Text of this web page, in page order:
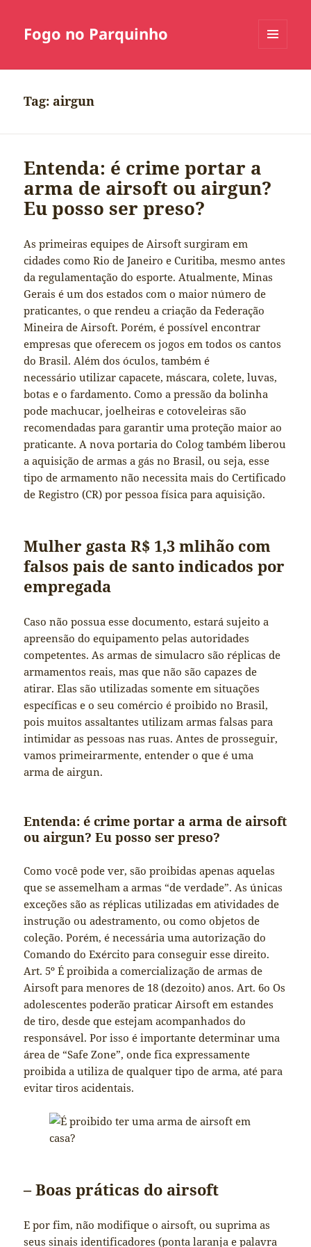
Fogo no Parquinho
Tag:airgun
Entenda: é crime portar a
arma de airsoft ou airgun?
Eu posso ser preso?
As primeiras equipes de Airsoft surgiram em
cidades como Rio de Janeiro e Curitiba, mesmo antes
da regulamentação do esporte. Atualmente, Minas
Gerais é um dos estados com o maior número de
praticantes, o que rendeu a criação da Federação
Mineira de Airsoft. Porém, é possível encontrar
empresas que oferecem os jogos em todos os cantos
do Brasil. Além dos óculos, também é
necessário utilizar capacete, máscara, colete, luvas,
botas e o fardamento. Como a pressão da bolinha
pode machucar, joelheiras e cotoveleiras são
recomendadas para garantir uma proteção maior ao
praticante. A nova portaria do Colog também liberou
a aquisição de armas a gás no Brasil, ou seja, esse
tipo de armamento não necessita mais do Certificado
de Registro (CR) por pessoa física para aquisição.
Mulher gasta R$ 1,3 mlihão com
falsos pais de santo indicados por
empregada
Caso não possua esse documento, estará sujeito a
apreensão do equipamento pelas autoridades
competentes. As armas de simulacro são réplicas de
armamentos reais, mas que não são capazes de
atirar. Elas são utilizadas somente em situações
específicas e o seu comércio é proibido no Brasil,
pois muitos assaltantes utilizam armas falsas para
intimidar as pessoas nas ruas. Antes de prosseguir,
vamos primeirarmente, entender o que é uma
arma de airgun.
Entenda: é crime portar a arma de airsoft
ou airgun? Eu posso ser preso?
Como você pode ver, são proibidas apenas aquelas
que se assemelham a armas “de verdade”. As únicas
exceções são as réplicas utilizadas em atividades de
instrução ou adestramento, ou como objetos de
coleção. Porém, é necessária uma autorização do
Comando do Exército para conseguir esse direito.
Art. 5º É proibida a comercialização de armas de
Airsoft para menores de 18 (dezoito) anos. Art. 6o Os
adolescentes poderão praticar Airsoft em estandes
de tiro, desde que estejam acompanhados do
responsável. Por isso é importante determinar uma
área de “Safe Zone”, onde fica expressamente
proibida a utiliza de qualquer tipo de arma, até para
evitar tiros acidentais.
– Boas práticas do airsoft
E por fim, não modifique o airsoft, ou suprima as
seus sinais identificadores (ponta laranja e palavra